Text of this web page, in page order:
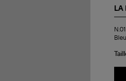
LA
La
&